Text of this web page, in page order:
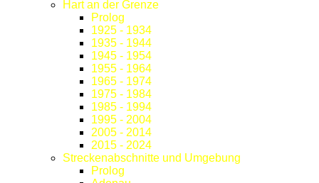
Hart an der Grenze
Prolog
1925 - 1934
1935 - 1944
1945 - 1954
1955 - 1964
1965 - 1974
1975 - 1984
1985 - 1994
1995 - 2004
2005 - 2014
2015 - 2024
Streckenabschnitte und Umgebung
Prolog